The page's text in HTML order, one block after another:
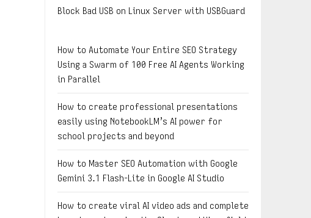
Block Bad USB on Linux Server with USBGuard
How to Automate Your Entire SEO Strategy
Using a Swarm of 100 Free AI Agents Working
in Parallel
How to create professional presentations
easily using NotebookLM’s AI power for
school projects and beyond
How to Master SEO Automation with Google
Gemini 3.1 Flash-Lite in Google AI Studio
How to create viral AI video ads and complete